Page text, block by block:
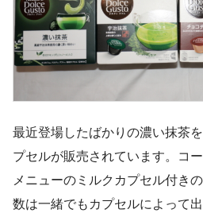
最近登場したばかりの濃い抹茶
プセルが販売されています。コ
メニューのミルクカプセル付き
数は一緒でもカプセルによって